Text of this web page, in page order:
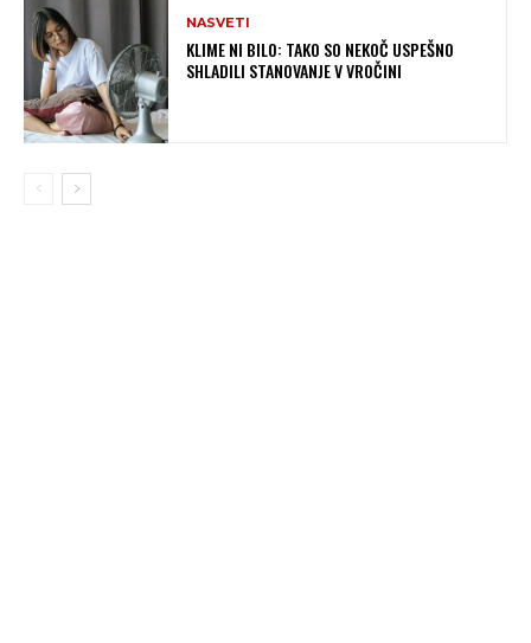
NASVETI
KLIME NI BILO: TAKO SO NEKOČ USPEŠNO
SHLADILI STANOVANJE V VROČINI